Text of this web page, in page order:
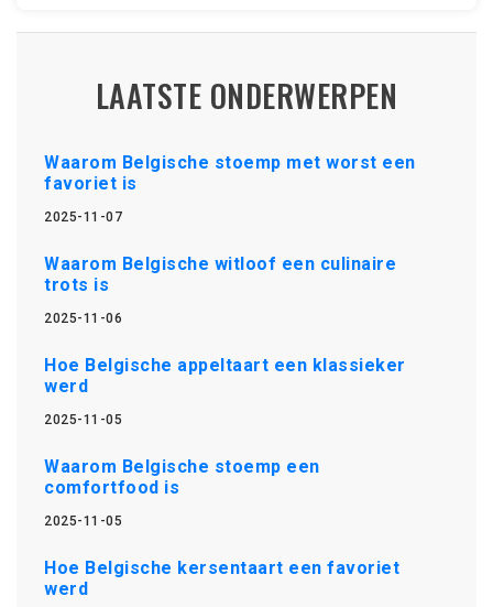
LAATSTE ONDERWERPEN
Waarom Belgische stoemp met worst een
favoriet is
2025-11-07
Waarom Belgische witloof een culinaire
trots is
2025-11-06
Hoe Belgische appeltaart een klassieker
werd
2025-11-05
Waarom Belgische stoemp een
comfortfood is
2025-11-05
Hoe Belgische kersentaart een favoriet
werd